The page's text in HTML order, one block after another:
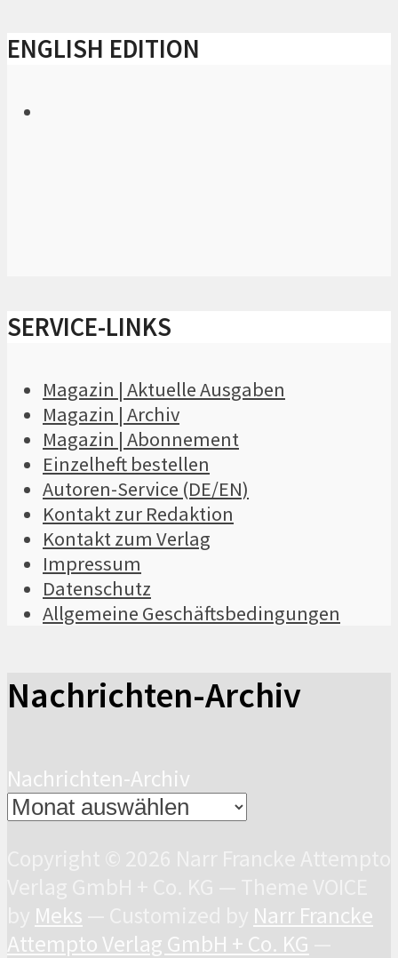
ENGLISH EDITION
SERVICE-LINKS
Magazin | Aktuelle Ausgaben
Magazin | Archiv
Magazin | Abonnement
Einzelheft bestellen
Autoren-Service (DE/EN)
Kontakt zur Redaktion
Kontakt zum Verlag
Impressum
Datenschutz
Allgemeine Geschäftsbedingungen
Nachrichten-Archiv
Nachrichten-Archiv
Meks
Narr Francke
Attempto Verlag GmbH + Co. KG